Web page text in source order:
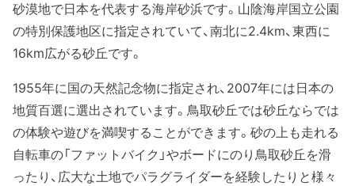
砂漠地で日本を代表する海岸砂浜です。山陰海岸国立公園
の特別保護地区に指定されていて、南北に2.4km、東西に
16km広がる砂丘です。
1955年に国の天然記念物に指定され、2007年には日本の
地質百選に選出されています。鳥取砂丘では砂丘ならでは
の体験や遊びを満喫することができます。砂の上も走れる
自転車の「ファットバイク」やボードにのり鳥取砂丘を滑
ったり、広大な土地でパラグライダーを経験したりと様々